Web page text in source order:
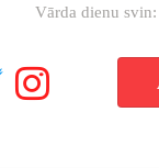
Vārda dienu svin: